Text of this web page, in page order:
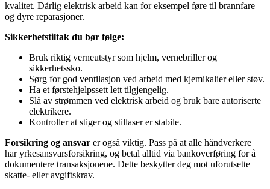
kvalitet. Dårlig elektrisk arbeid kan for eksempel føre til brannfare
og dyre reparasjoner.
Sikkerhetstiltak du bør følge:
Bruk riktig verneutstyr som hjelm, vernebriller og
sikkerhetssko.
Sørg for god ventilasjon ved arbeid med kjemikalier eller støv.
Ha et førstehjelpssett lett tilgjengelig.
Slå av strømmen ved elektrisk arbeid og bruk bare autoriserte
elektrikere.
Kontroller at stiger og stillaser er stabile.
Forsikring og ansvar er også viktig. Pass på at alle håndverkere
har yrkesansvarsforsikring, og betal alltid via bankoverføring for å
dokumentere transaksjonene. Dette beskytter deg mot uforutsette
skatte- eller avgiftskrav.